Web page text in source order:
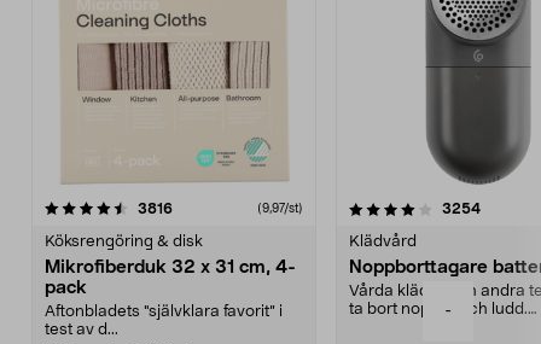
-
3816recensioner (9,97/st)
Köksrengöring & disk
Mikrofiberduk 32 x 31 cm, 4-
pack
Aftonbladets "självklara favorit” i
test av d...
4.0av 5 stjärnor 3254
Klädvård
Noppborttagare
Vårda kläder och andra
ta bort noppor och ludd.
4.5av 5 stjärnor